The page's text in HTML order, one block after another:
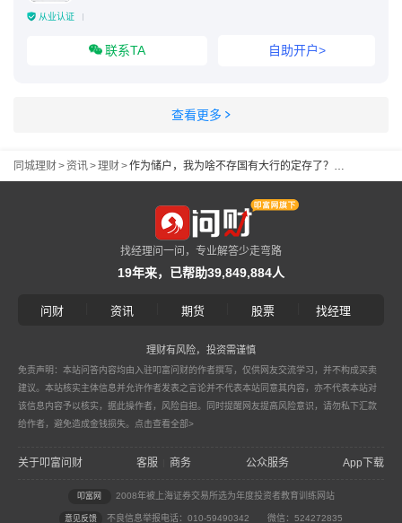
从业认证
联系TA 自助开户>
查看更多
同城理财>资讯>理财> 作为储户，我为啥不存国有大行的定存了？附上我的稳健理财攻略
找经理问一问，专业解答少走弯路
19年来，已帮助39,849,884人
问财 资讯 期货 股票 找经理
理财有风险，投资需谨慎
免责声明：本站问答内容均由入驻叩富问财的作者撰写，仅供网友交流学习，并不构成买卖
建议。本站核实主体信息并允许作者发表之言论并不代表本站同意其内容，亦不代表本站对
该信息内容予以核实，据此操作者，风险自担。同时提醒网友提高风险意识，请勿私下汇款
给作者，避免造成金钱损失。 点击查看全部>
关于叩富问财 客服 商务 公众服务 App下载
叩富网 2008年被上海证券交易所选为年度投资者教育训练网站
意见反馈 不良信息举报电话：010-59490342 微信：524272835